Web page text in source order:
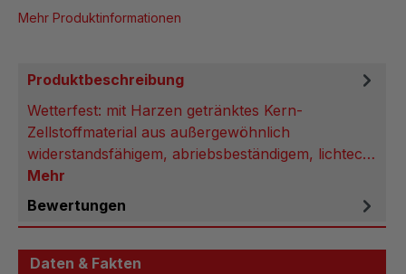
Mehr Produktinformationen
Produktbeschreibung
Wetterfest: mit Harzen getränktes Kern-
Zellstoffmaterial aus außergewöhnlich
widerstandsfähigem, abriebsbeständigem, lichtec…
Mehr
Bewertungen
Daten & Fakten